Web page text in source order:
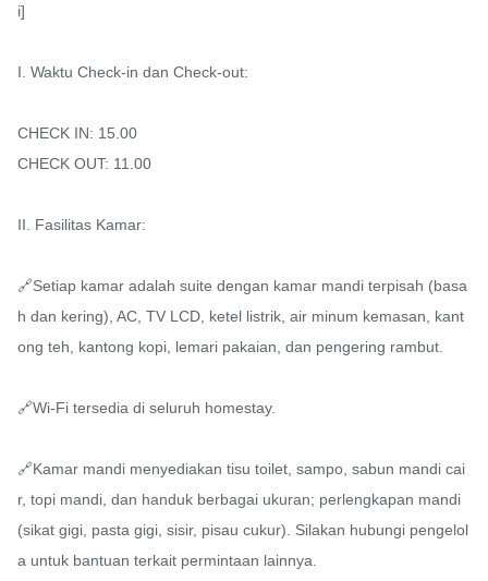
i]
I. Waktu Check-in dan Check-out:
CHECK IN: 15.00
CHECK OUT: 11.00
II. Fasilitas Kamar:
🔗Setiap kamar adalah suite dengan kamar mandi terpisah (basa
h dan kering), AC, TV LCD, ketel listrik, air minum kemasan, kant
ong teh, kantong kopi, lemari pakaian, dan pengering rambut.
🔗Wi-Fi tersedia di seluruh homestay.
🔗Kamar mandi menyediakan tisu toilet, sampo, sabun mandi cai
r, topi mandi, dan handuk berbagai ukuran; perlengkapan mandi
(sikat gigi, pasta gigi, sisir, pisau cukur). Silakan hubungi pengelol
a untuk bantuan terkait permintaan lainnya.